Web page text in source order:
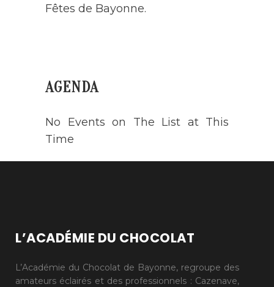
Fêtes de Bayonne.
AGENDA
No Events on The List at This
Time
L’ACADÉMIE DU CHOCOLAT
L’Académie du Chocolat de Bayonne, regroupe des
amateurs éclairés et des professionnels : Cazenave,